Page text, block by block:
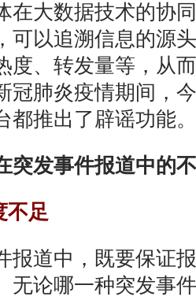
在大数据技术的协
可以追溯信息的源
度、转发量等，从
冠肺炎疫情期间，
都推出了辟谣功能。
发事件报道中的
足
道中，既要保证报
无论哪一种突发事